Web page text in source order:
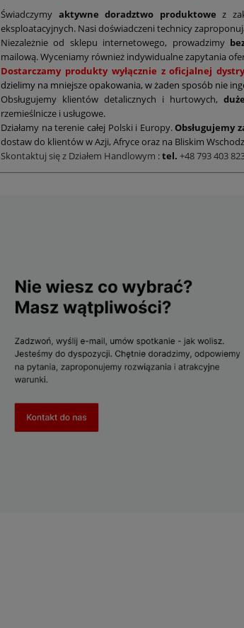
Świadczymy aktywne doradztwo produktowe z
eksploatacyjnych. Nasi doświadczeni technicy
Niezależnie od sklepu internetowego, prowadzimy
mailową. Wyceniamy również indywidualne zapytania
Dostarczamy produkty wyłącznie z oficjalnej
dzielimy na mniejsze opakowania, w żaden sposób nie
Obsługujemy klientów detalicznych i hurtowych,
rzemieślnicze i usługowe.
Działamy na terenie całej Polski i Europy.Obsługujemy
dostaw do klientów w Azji, Afryce oraz na Bliskim
Skontaktuj się z Działem Handlowym :tel. +48 793 403